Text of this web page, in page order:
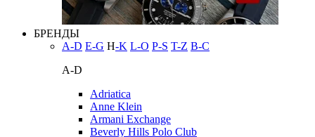
БРЕНДЫ
A-D E-G H-K L-O P-S T-Z В-С
A-D
Adriatica
Anne Klein
Armani Exchange
Beverly Hills Polo Club